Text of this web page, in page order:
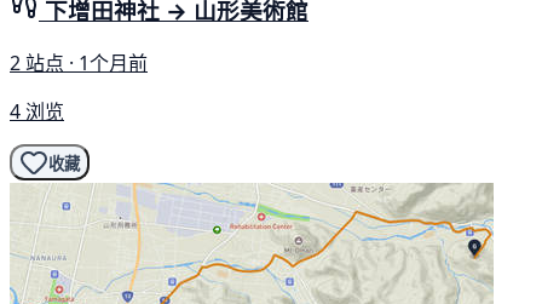
下增田神社 → 山形美術館
2 站点 · 1个月前
4 浏览
收藏